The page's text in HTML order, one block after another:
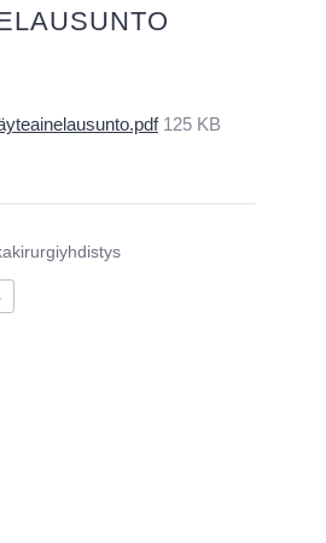
125 KB